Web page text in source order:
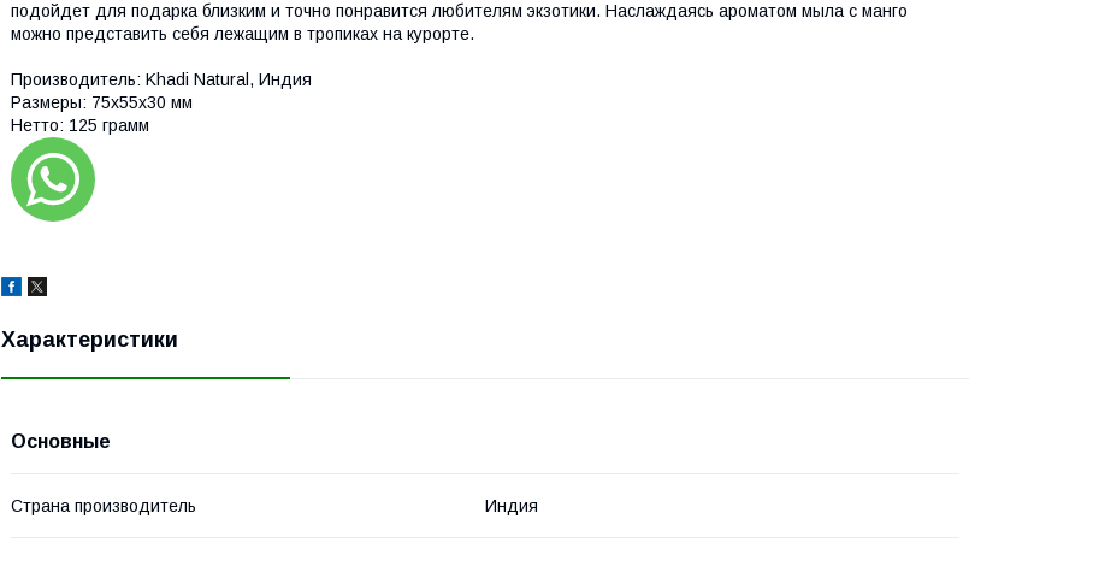
подойдет для подарка близким и точно понравится любителям экзотики. Наслаждаясь ароматом мыла с манго
можно представить себя лежащим в тропиках на курорте.
Производитель: Khadi Natural, Индия
Размеры: 75х55х30 мм
Нетто: 125 грамм
Характеристики
Основные
Страна производитель Индия